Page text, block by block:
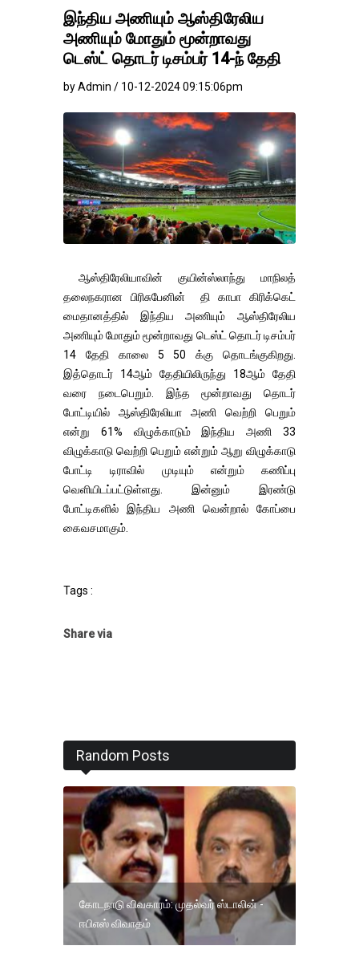
இந்திய அணியும் ஆஸ்திரேலிய
அணியும் மோதும் மூன்றாவது
டெஸ்ட் தொடர் டிசம்பர் 14-ந் தேதி
by Admin / 10-12-2024 09:15:06pm
ஆஸ்திரேலியாவின் குயின்ஸ்லாந்து மாநிலத்
தலைநகரான பிரிசுபேனின் தி காபா கிரிக்கெட்
மைதானத்தில் இந்திய அணியும் ஆஸ்திரேலிய
அணியும் மோதும் மூன்றாவது டெஸ்ட் தொடர் டிசம்பர்
14 தேதி காலை 5 50 க்கு தொடங்குகிறது.
இத்தொடர் 14ஆம் தேதியிலிருந்து 18ஆம் தேதி
வரை நடைபெறும். இந்த மூன்றாவது தொடர்
போட்டியில் ஆஸ்திரேலியா அணி வெற்றி பெறும்
என்று 61% விழுக்காடும் இந்திய அணி 33
விழுக்காடு வெற்றி பெறும் என்றும் ஆறு விழுக்காடு
போட்டி டிராவில் முடியும் என்றும் கணிப்பு
வெளியிடப்பட்டுள்ளது. இன்னும் இரண்டு
போட்டிகளில் இந்திய அணி வென்றால் கோப்பை
கைவசமாகும்.
Tags :
Share via
Random Posts
கோடநாடு விவகாரம்: முதல்வர் ஸ்டாலின் -
ஈபிஎஸ் விவாதம்